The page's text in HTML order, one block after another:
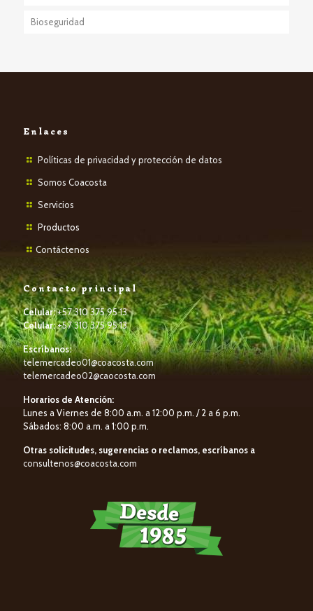
Bioseguridad
Enlaces
Políticas de privacidad y protección de datos
Somos Coacosta
Servicios
Productos
Contáctenos
Contacto principal
Celular:+57 310 375 95 13
Celular:+57 310 375 95 13
Escríbanos:
telemercadeo01@coacosta.com
telemercadeo02@caocosta.com
Horarios de Atención:
Lunes a Viernes de 8:00 a.m. a 12:00 p.m. / 2 a 6 p.m.
Sábados: 8:00 a.m. a 1:00 p.m.
Otras solicitudes, sugerencias o reclamos, escríbanos a
consultenos@coacosta.com